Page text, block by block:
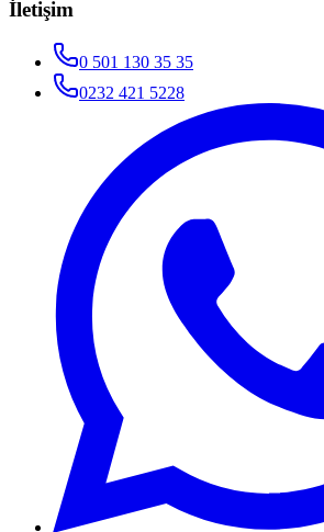
İletişim
0 501 130 35 35
0232 421 5228